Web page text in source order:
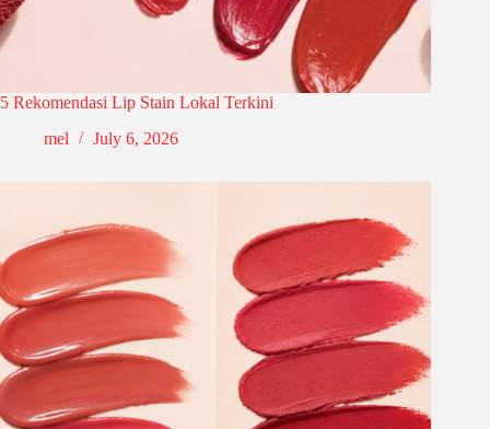
5 Rekomendasi Lip Stain Lokal Terkini
mel
July 6, 2026